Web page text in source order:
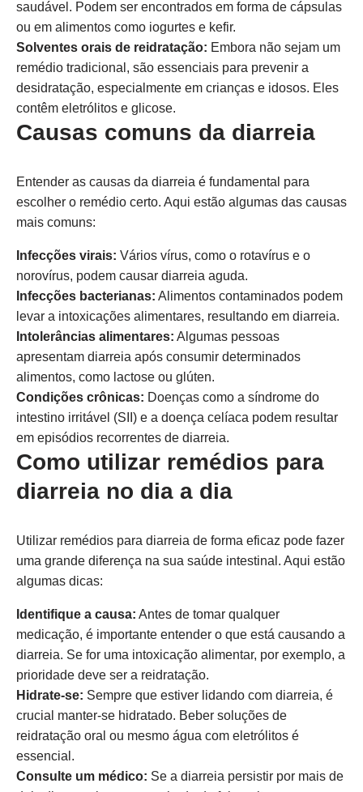
saudável. Podem ser encontrados em forma de cápsulas
ou em alimentos como iogurtes e kefir.
Solventes orais de reidratação: Embora não sejam um
remédio tradicional, são essenciais para prevenir a
desidratação, especialmente em crianças e idosos. Eles
contêm eletrólitos e glicose.
Causas comuns da diarreia
Entender as causas da diarreia é fundamental para
escolher o remédio certo. Aqui estão algumas das causas
mais comuns:
Infecções virais: Vários vírus, como o rotavírus e o
norovírus, podem causar diarreia aguda.
Infecções bacterianas: Alimentos contaminados podem
levar a intoxicações alimentares, resultando em diarreia.
Intolerâncias alimentares: Algumas pessoas
apresentam diarreia após consumir determinados
alimentos, como lactose ou glúten.
Condições crônicas: Doenças como a síndrome do
intestino irritável (SII) e a doença celíaca podem resultar
em episódios recorrentes de diarreia.
Como utilizar remédios para
diarreia no dia a dia
Utilizar remédios para diarreia de forma eficaz pode fazer
uma grande diferença na sua saúde intestinal. Aqui estão
algumas dicas:
Identifique a causa: Antes de tomar qualquer
medicação, é importante entender o que está causando a
diarreia. Se for uma intoxicação alimentar, por exemplo, a
prioridade deve ser a reidratação.
Hidrate-se: Sempre que estiver lidando com diarreia, é
crucial manter-se hidratado. Beber soluções de
reidratação oral ou mesmo água com eletrólitos é
essencial.
Consulte um médico: Se a diarreia persistir por mais de